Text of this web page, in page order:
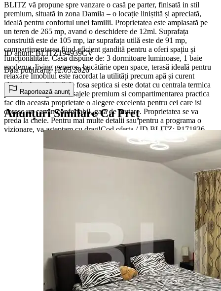
BLITZ vă propune spre vanzare o casă pe parter, finisată in stil
premium, situată in zona Damila – o locație liniștită și apreciată,
ideală pentru confortul unei familii. Proprietatea este amplasată pe
un teren de 265 mp, avand o deschidere de 12ml. Suprafața
construită este de 105 mp, iar suprafața utilă este de 91 mp,
compartimentarea fiind eficient gandită pentru a oferi spațiu și
funcționalitate. Casa dispune de: 3 dormitoare luminoase, 1 baie
moderna, living generos, bucătărie open space, terasă ideală pentru
relaxare Imobilul este racordat la utilități precum apă și curent
electric, beneficiază de fosa septica si este dotat cu centrala termica
pe butelie de gaz. Finisajele premium si compartimentarea practica
fac din aceasta proprietate o alegere excelenta pentru cei care isi
doresc un camin confortabil, gata de mutare. Proprietatea se va
preda la cheie. Pentru mai multe detalii sau pentru a programa o
vizionare, va asteptam cu drag!Cod oferta / ID BLITZ: P171836
ID anunț: BLITZ194939CV
Data publicării: 12.05.2026
Raportează anunț
Anunțuri Similare Ca Preț